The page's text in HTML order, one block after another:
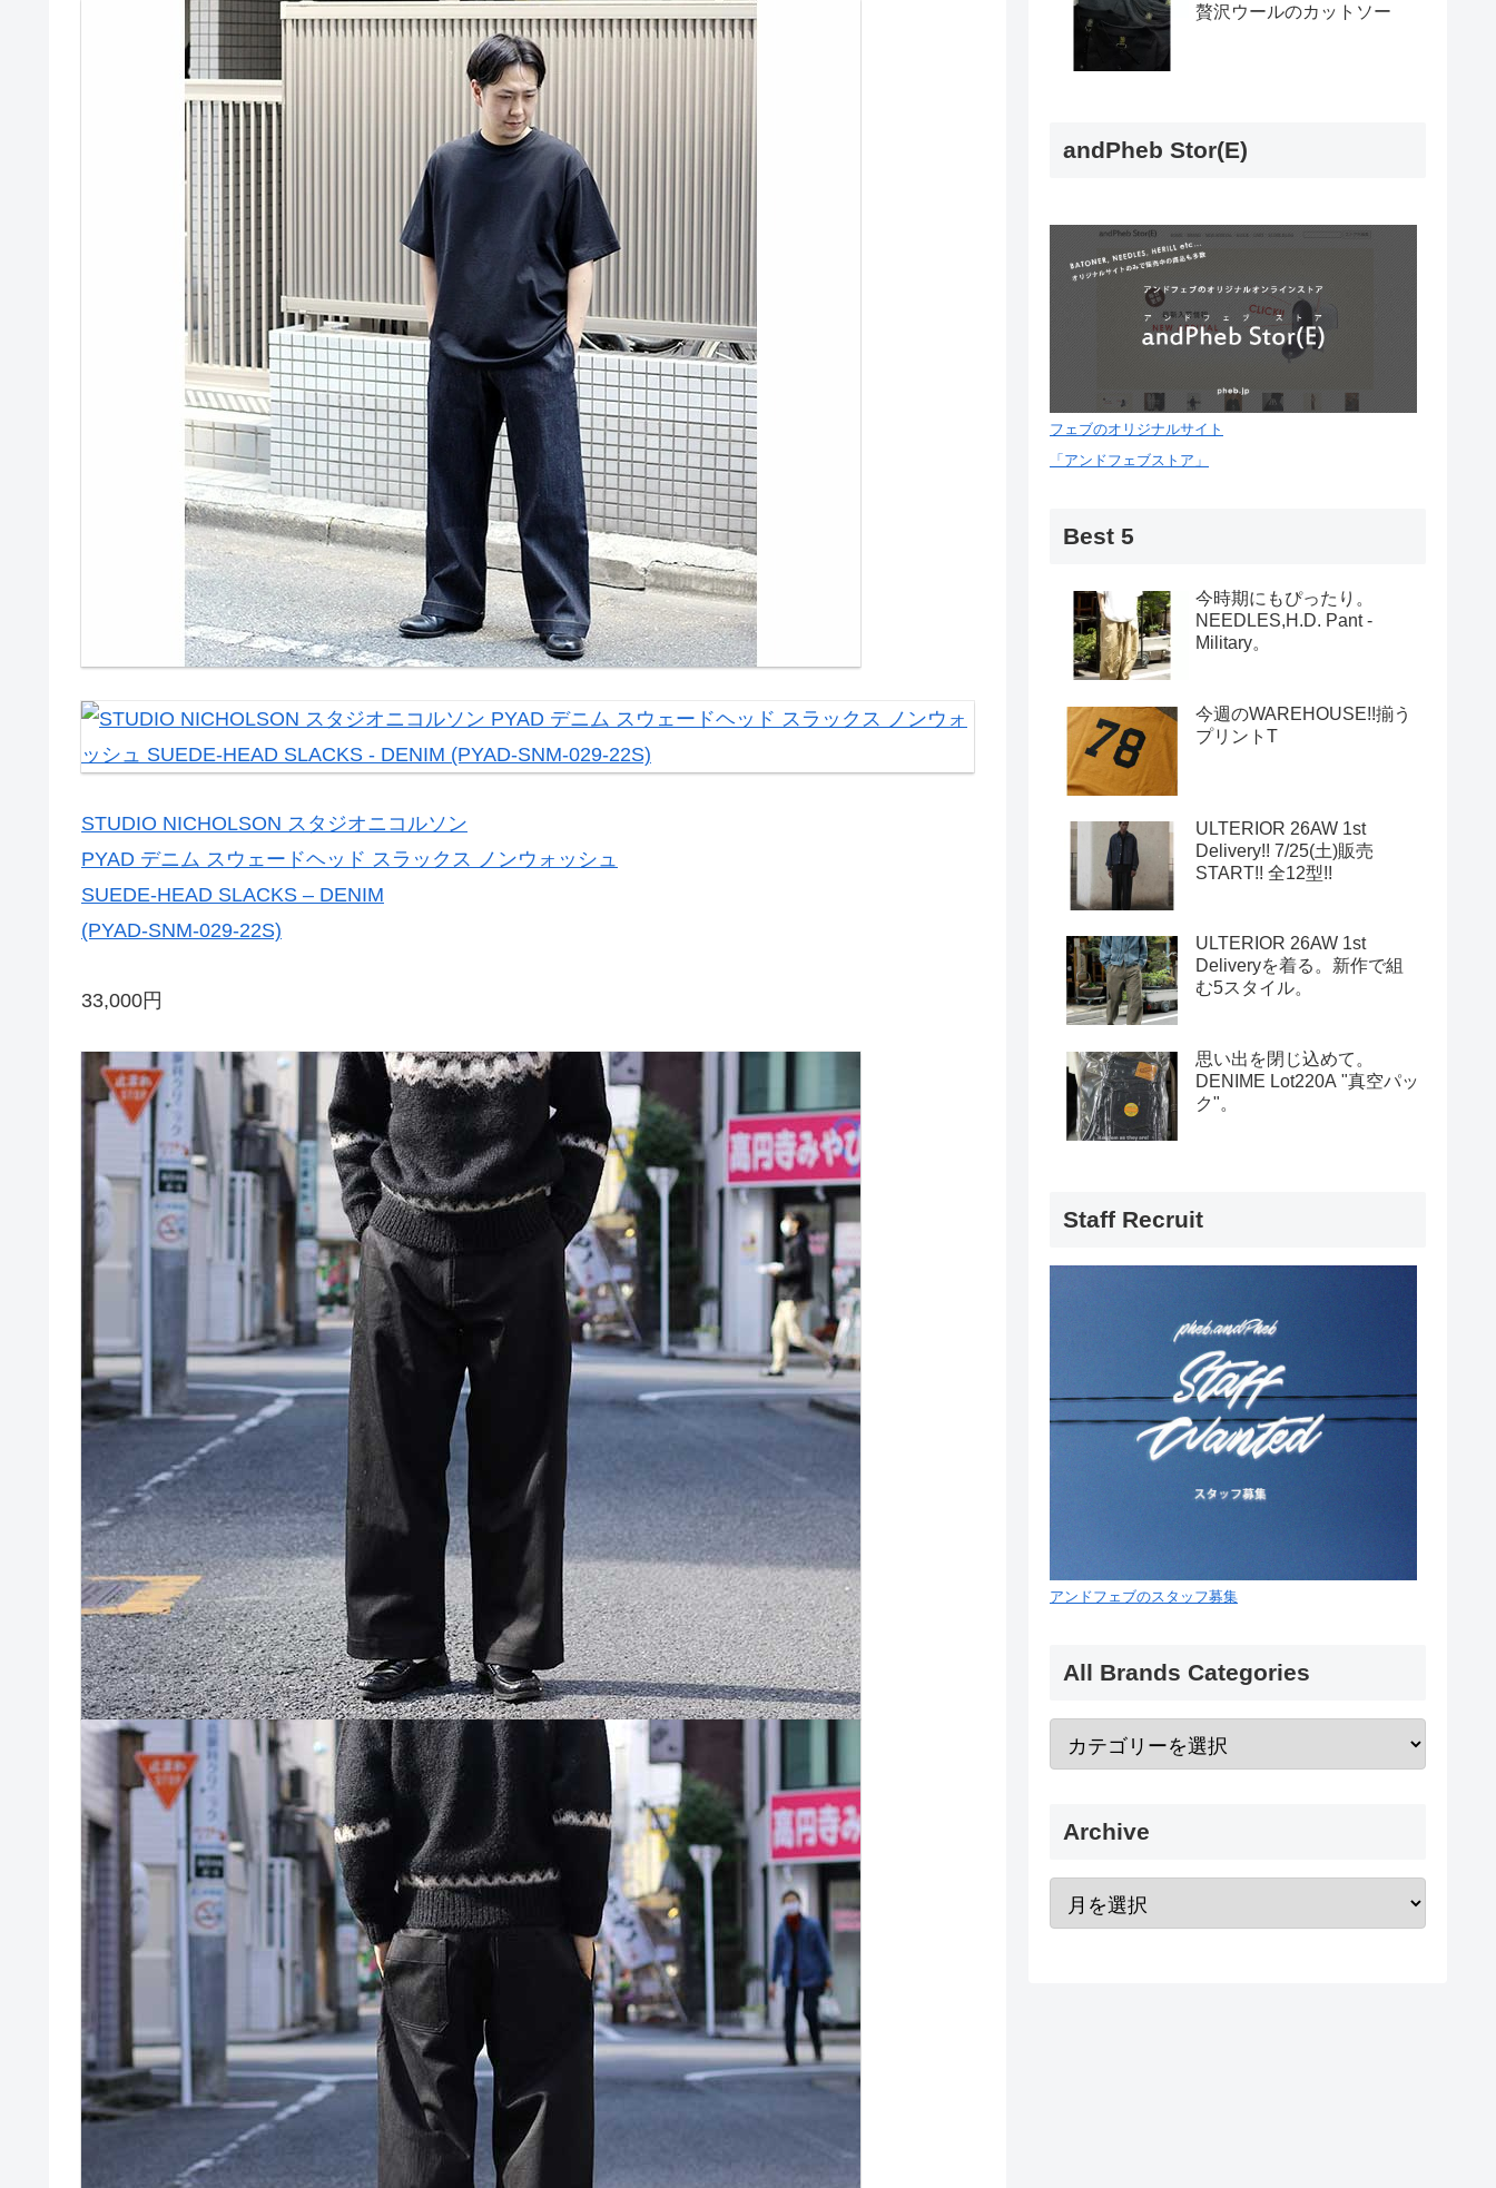
STUDIO NICHOLSON スタジオニコルソン
PYAD デニム スウェードヘッド スラックス ノンウォッシュ
SUEDE-HEAD SLACKS – DENIM
(PYAD-SNM-029-22S)
33,000円
贅沢ウールのカットソー
andPheb Stor(E)
フェブのオリジナルサイト
「アンドフェブストア」
Best 5
今時期にもぴったり。
NEEDLES,H.D. Pant -
Military。
今週のWAREHOUSE!!揃う
プリントT
ULTERIOR 26AW 1st
Delivery!! 7/25(土)販売
START!! 全12型!!
ULTERIOR 26AW 1st
Deliveryを着る。新作で組
む5スタイル。
思い出を閉じ込めて。
DENIME Lot220A "真空パッ
ク"。
Staff Recruit
アンドフェブのスタッフ募集
All Brands Categories
Archive